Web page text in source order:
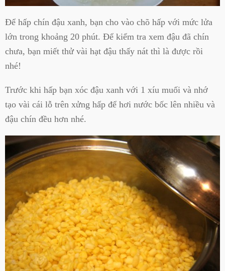
Để hấp chín đậu xanh, bạn cho vào chõ hấp với mức lửa
lớn trong khoảng 20 phút. Để kiểm tra xem đậu đã chín
chưa, bạn miết thử vài hạt đậu thấy nát thì là được rồi
nhé!
Trước khi hấp bạn xóc đậu xanh với 1 xíu muối và nhớ
tạo vài cái lỗ trên xửng hấp để hơi nước bốc lên nhiều và
đậu chín đều hơn nhé.